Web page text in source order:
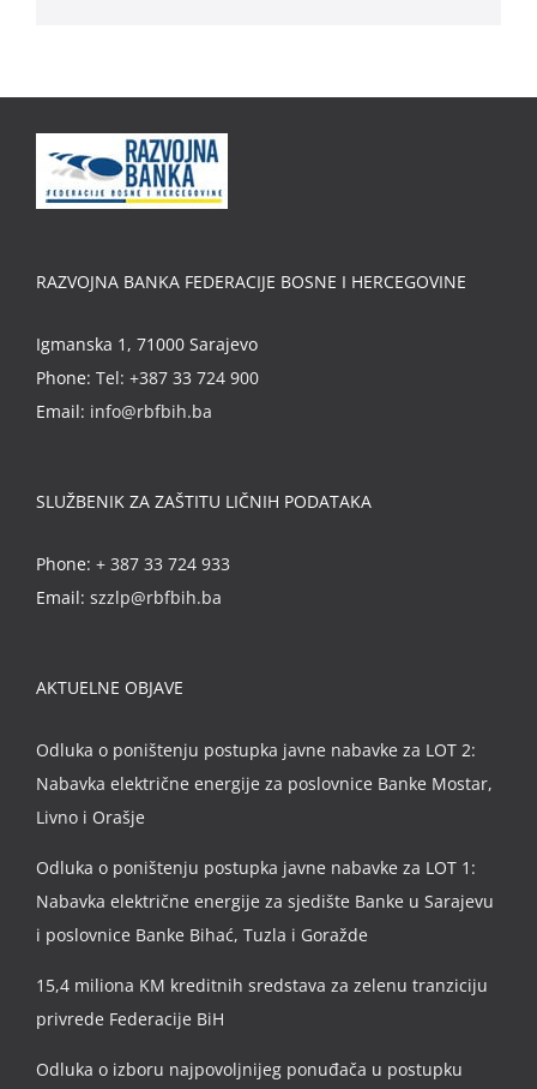
RAZVOJNA BANKA FEDERACIJE BOSNE I HERCEGOVINE
Igmanska 1, 71000 Sarajevo
Phone: Tel: +387 33 724 900
Email: info@rbfbih.ba
SLUŽBENIK ZA ZAŠTITU LIČNIH PODATAKA
Phone: + 387 33 724 933
Email: szzlp@rbfbih.ba
AKTUELNE OBJAVE
Odluka o poništenju postupka javne nabavke za LOT 2:
Nabavka električne energije za poslovnice Banke Mostar,
Livno i Orašje
Odluka o poništenju postupka javne nabavke za LOT 1:
Nabavka električne energije za sjedište Banke u Sarajevu
i poslovnice Banke Bihać, Tuzla i Goražde
15,4 miliona KM kreditnih sredstava za zelenu tranziciju
privrede Federacije BiH
Odluka o izboru najpovoljnijeg ponuđača u postupku